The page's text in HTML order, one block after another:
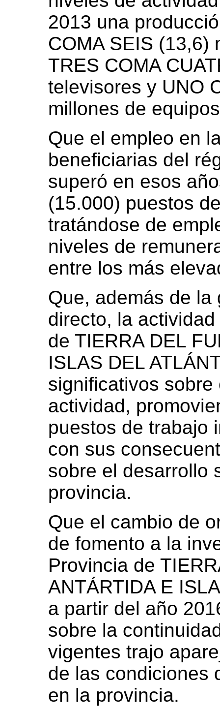
2013 una
COMA SEIS (13,6)
TRES COMA
televisores y UNO
millones de
Que el empleo en
beneficiarias del
superó en esos
(15.000) puestos
tratándose de
niveles de
entre los más
Que, además de la
directo, la
de TIERRA DEL
ISLAS DEL
significativos
actividad,
puestos de trabajo
con sus
sobre el desarrollo
provincia.
Que el cambio de
de fomento a la
Provincia de
ANTÁRTIDA E
a partir del año
sobre la
vigentes trajo
de las condiciones
en la provincia.